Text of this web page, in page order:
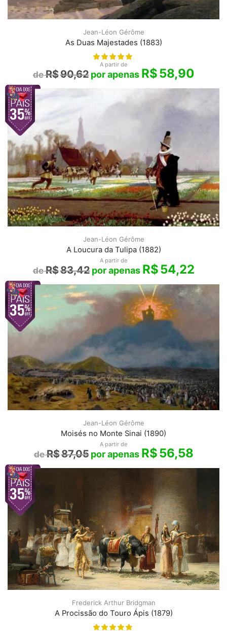
Jean-Léon Gérôme
As Duas Majestades (1883)
A partir de
R$90,62 R$58,90
Jean-Léon Gérôme
A Loucura da Tulipa (1882)
A partir de
R$83,42 R$54,22
Jean-Léon Gérôme
Moisés no Monte Sinai (1890)
A partir de
R$87,05 R$56,58
Frederick Arthur Bridgman
A Procissão do Touro Ápis (1879)